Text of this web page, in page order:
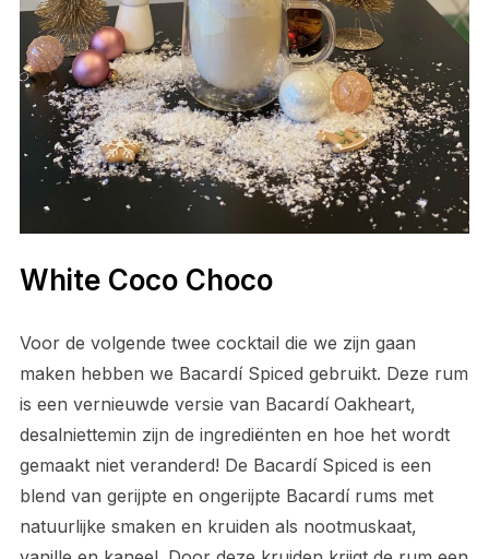
White Coco Choco
Voor de volgende twee cocktail die we zijn gaan
maken hebben we Bacardí Spiced gebruikt. Deze rum
is een vernieuwde versie van Bacardí Oakheart,
desalniettemin zijn de ingrediënten en hoe het wordt
gemaakt niet veranderd! De Bacardí Spiced is een
blend van gerijpte en ongerijpte Bacardí rums met
natuurlijke smaken en kruiden als nootmuskaat,